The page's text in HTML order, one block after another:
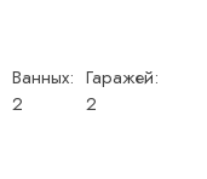
Ванных:
2
Гаражей:
2